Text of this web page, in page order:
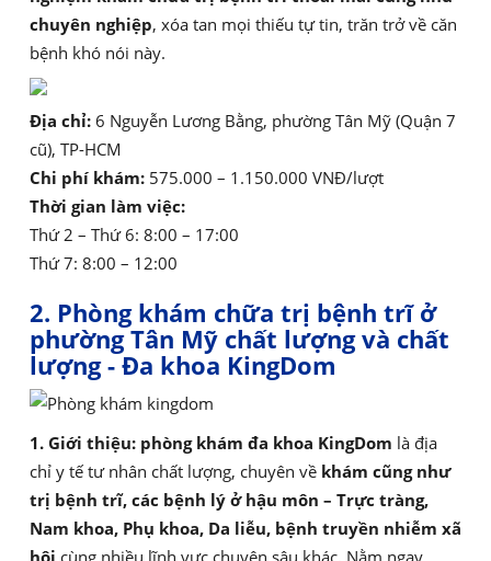
chuyên nghiệp, xóa tan mọi thiếu tự tin, trăn trở về căn
bệnh khó nói này.
Địa chỉ: 6 Nguyễn Lương Bằng, phường Tân Mỹ (Quận 7
cũ), TP-HCM
Chi phí khám: 575.000 – 1.150.000 VNĐ/lượt
Thời gian làm việc:
Thứ 2 – Thứ 6: 8:00 – 17:00
Thứ 7: 8:00 – 12:00
2. Phòng khám chữa trị bệnh trĩ ở
phường Tân Mỹ chất lượng và chất
lượng - Đa khoa KingDom
1. Giới thiệu: phòng khám đa khoa KingDom là địa
chỉ y tế tư nhân chất lượng, chuyên về khám cũng như
trị bệnh trĩ, các bệnh lý ở hậu môn – Trực tràng,
Nam khoa, Phụ khoa, Da liễu, bệnh truyền nhiễm xã